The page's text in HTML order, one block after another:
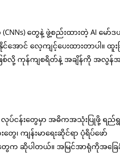
တွေနဲ့ ဖွဲ့စည်းထားတဲ့ AI မော်
င် လေ့ကျင့်ပေးထားတာပါ။ ထူးခ
စ်လို့ ကုန်ကျစရိတ်နဲ့ အချိန်ကို အလွန်အ
လုပ်ငန်းတွေမှာ အဓိကအသုံးပြုဖို့ ရည်
ကျန်းမာရေးဆိုင်ရာ ပုံရိပ်ဖော်
က ဆိုပါတယ်။ အမြင်အာရုံကိုအခြ